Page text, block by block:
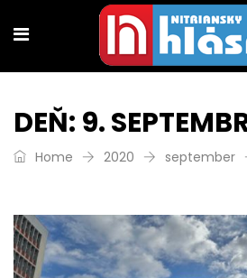
DEŇ: 9.
Home 2020 september